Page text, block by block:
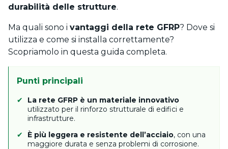
durabilità delle strutture.
Ma quali sono i vantaggi della rete GFRP? Dove si
utilizza e come si installa correttamente?
Scopriamolo in questa guida completa.
Punti principali
La rete GFRP è un materiale innovativo
utilizzato per il rinforzo strutturale di edifici e
infrastrutture.
È più leggera e resistente dell’acciaio, con una
maggiore durata e senza problemi di corrosione.